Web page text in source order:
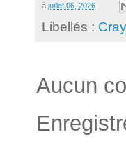
à juillet 06, 2026
Libellés :
Aucun